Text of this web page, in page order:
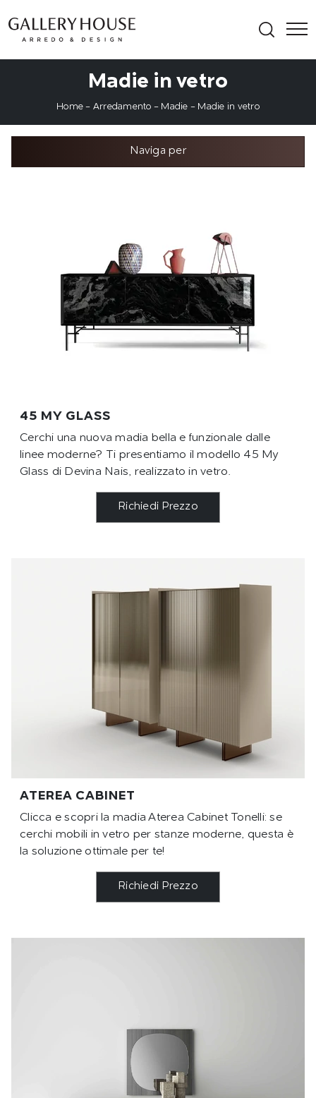
Madie in vetro
Home - Arredamento - Madie - Madie in vetro
Naviga per
45 MY GLASS
Cerchi una nuova madia bella e funzionale dalle
linee moderne? Ti presentiamo il modello 45 My
Glass di Devina Nais, realizzato in vetro.
Richiedi Prezzo
ATEREA CABINET
Clicca e scopri la madia Aterea Cabinet Tonelli: se
cerchi mobili in vetro per stanze moderne, questa è
la soluzione ottimale per te!
Richiedi Prezzo